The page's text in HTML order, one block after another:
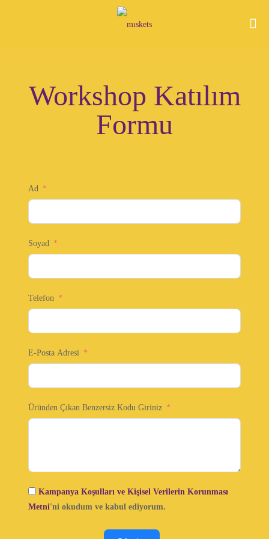
Workshop Katılım
Formu
Ad
Soyad
Telefon
E-Posta Adresi
Üründen Çıkan Benzersiz Kodu Giriniz
Kampanya Koşulları ve Kişisel Verilerin Korunması
Metni'ni okudum ve kabul ediyorum.